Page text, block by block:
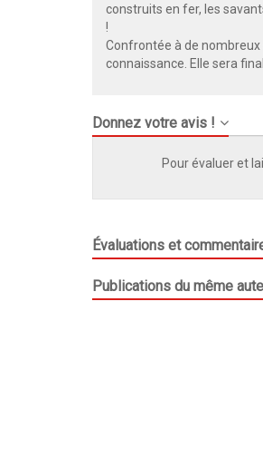
construits en fer, les
!
Confrontée à de
connaissance. Elle sera
Donnez votre avis !
Pour évaluer et
Évaluations et
Publications du même